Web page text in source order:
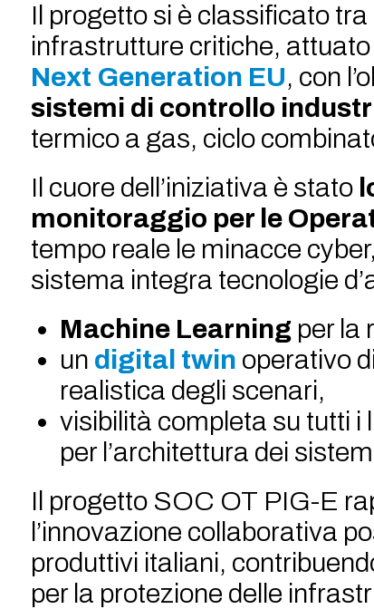
Il progetto si è classificato
infrastrutture critiche, attuato
Next Generation EU, con
sistemi di controllo
termico a gas, ciclo
Il cuore dell’iniziativa è stato
monitoraggio per le
tempo reale le minacce
sistema integra tecnologie
Machine Learningper la
un digital twin operativo
realistica degli scenari,
visibilità completa su tutti i
per l’architettura dei
Il progetto SOC OT PIG-E
l’innovazione collaborativa
produttivi italiani,
per la protezione delle